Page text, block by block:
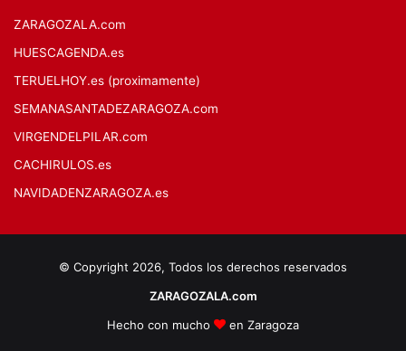
ZARAGOZALA.com
HUESCAGENDA.es
TERUELHOY.es (proximamente)
SEMANASANTADEZARAGOZA.com
VIRGENDELPILAR.com
CACHIRULOS.es
NAVIDADENZARAGOZA.es
© Copyright 2026, Todos los derechos reservados
ZARAGOZALA.com
Hecho con mucho
en Zaragoza